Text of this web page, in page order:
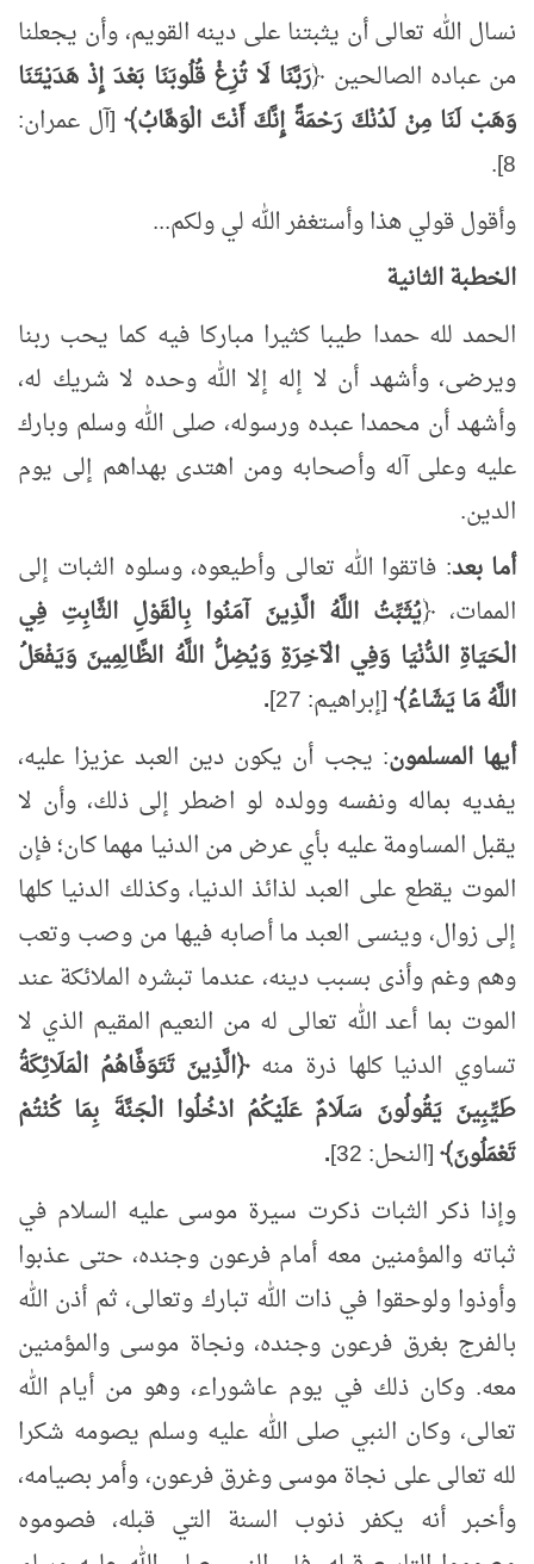
نسال الله تعالى أن يثبتنا على دينه القويم، وأن يجعلنا
من عباده الصالحين ﴿رَبَّنَا لَا تُزِغْ قُلُوبَنَا بَعْدَ إِذْ هَدَيْتَنَا
وَهَبْ لَنَا مِنْ لَدُنْكَ رَحْمَةً إِنَّكَ أَنْتَ الْوَهَّابُ﴾ [آل عمران:
8].
وأقول قولي هذا وأستغفر الله لي ولكم...
الخطبة الثانية
الحمد لله حمدا طيبا كثيرا مباركا فيه كما يحب ربنا
ويرضى، وأشهد أن لا إله إلا الله وحده لا شريك له،
وأشهد أن محمدا عبده ورسوله، صلى الله وسلم وبارك
عليه وعلى آله وأصحابه ومن اهتدى بهداهم إلى يوم
الدين.
أما بعد: فاتقوا الله تعالى وأطيعوه، وسلوه الثبات إلى
الممات، ﴿يُثَبِّتُ اللَّهُ الَّذِينَ آمَنُوا بِالْقَوْلِ الثَّابِتِ فِي
الْحَيَاةِ الدُّنْيَا وَفِي الْآخِرَةِ وَيُضِلُّ اللَّهُ الظَّالِمِينَ وَيَفْعَلُ
اللَّهُ مَا يَشَاءُ﴾[إبراهيم: 27]
.
أيها المسلمون: يجب أن يكون دين العبد عزيزا عليه،
يفديه بماله ونفسه وولده لو اضطر إلى ذلك، وأن لا
يقبل المساومة عليه بأي عرض من الدنيا مهما كان؛ فإن
الموت يقطع على العبد لذائذ الدنيا، وكذلك الدنيا كلها
إلى زوال، وينسى العبد ما أصابه فيها من وصب وتعب
وهم وغم وأذى بسبب دينه، عندما تبشره الملائكة عند
الموت بما أعد الله تعالى له من النعيم المقيم الذي لا
تساوي الدنيا كلها ذرة منه ﴿الَّذِينَ تَتَوَفَّاهُمُ الْمَلَائِكَةُ
طَيِّبِينَ يَقُولُونَ سَلَامٌ عَلَيْكُمُ ادْخُلُوا الْجَنَّةَ بِمَا كُنْتُمْ
تَعْمَلُونَ﴾[النحل: 32]
.
وإذا ذكر الثبات ذكرت سيرة موسى عليه السلام في
ثباته والمؤمنين معه أمام فرعون وجنده، حتى عذبوا
وأوذوا ولوحقوا في ذات الله تبارك وتعالى، ثم أذن الله
بالفرج بغرق فرعون وجنده، ونجاة موسى والمؤمنين
معه. وكان ذلك في يوم عاشوراء، وهو من أيام الله
تعالى، وكان النبي صلى الله عليه وسلم يصومه شكرا
لله تعالى على نجاة موسى وغرق فرعون، وأمر بصيامه،
وأخبر أنه يكفر ذنوب السنة التي قبله، فصوموه